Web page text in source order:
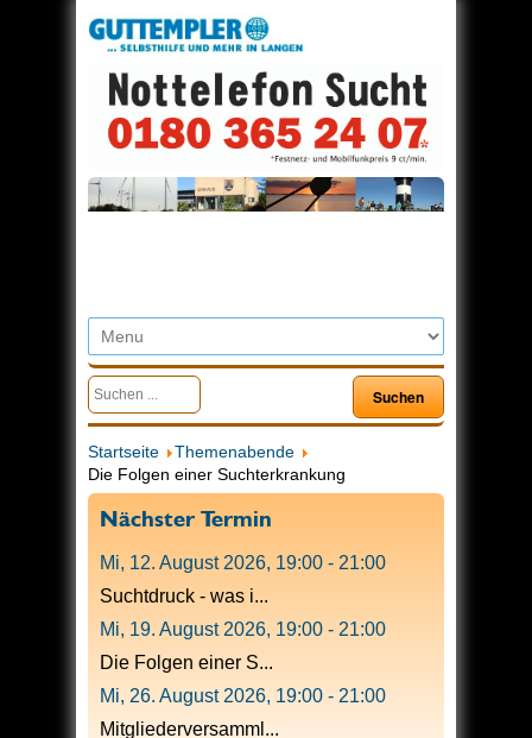
Startseite
Themenabende
Die Folgen einer Suchterkrankung
Nächster Termin
Mi, 12. August 2026, 19:00 - 21:00
Suchtdruck - was i...
Mi, 19. August 2026, 19:00 - 21:00
Die Folgen einer S...
Mi, 26. August 2026, 19:00 - 21:00
Mitgliederversamml...